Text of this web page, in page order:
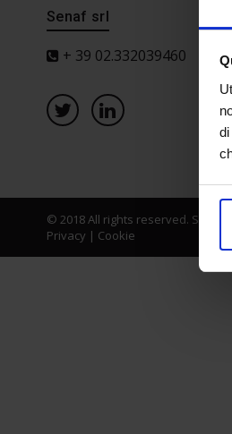
Senaf srl
+ 39 02.332039460
© 2018 All rights reserved. Senaf
Privacy | Cookie